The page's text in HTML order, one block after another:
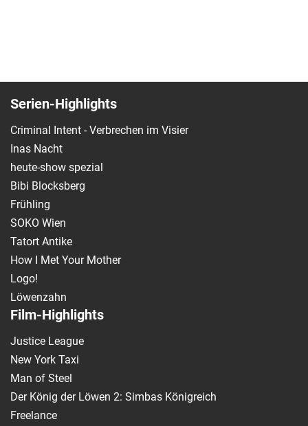
Serien-Highlights
Criminal Intent - Verbrechen im Visier
Inas Nacht
heute-show spezial
Bibi Blocksberg
Frühling
SOKO Wien
Tatort Antike
How I Met Your Mother
Logo!
Löwenzahn
Film-Highlights
Justice League
New York Taxi
Man of Steel
Der König der Löwen 2: Simbas Königreich
Freelance